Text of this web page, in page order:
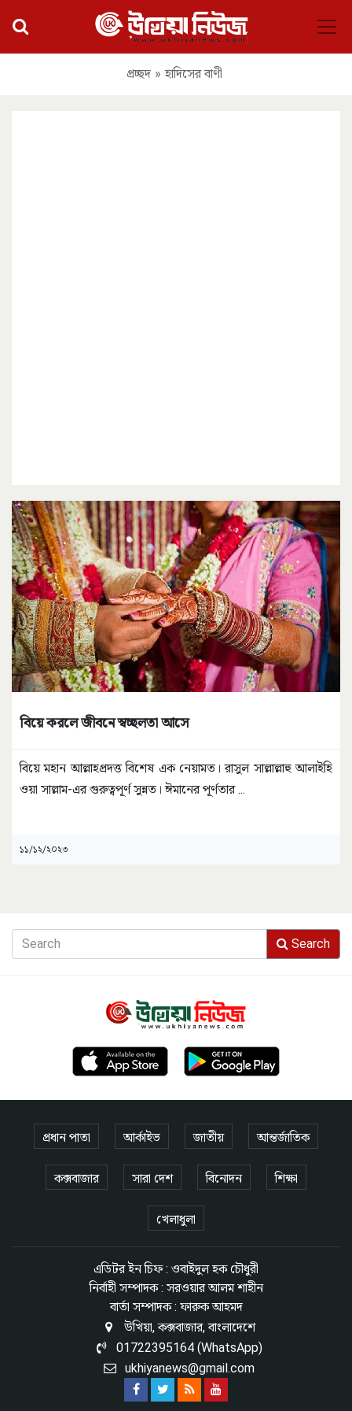
প্রচ্ছদ » হাদিসের বাণী
বিয়ে করলে জীবনে স্বচ্ছলতা আসে
বিয়ে মহান আল্লাহপ্রদত্ত বিশেষ এক নেয়ামত। রাসুল সাল্লাল্লাহু আলাইহি
ওয়া সাল্লাম-এর গুরুত্বপূর্ণ সুন্নত। ঈমানের পূর্ণতার ...
১১/১২/২০২৩
Search
প্রধান পাতা আর্কাইভ জাতীয় আন্তর্জাতিক
কক্সবাজার সারা দেশ বিনোদন শিক্ষা
খেলাধুলা
এডিটর ইন চিফ : ওবাইদুল হক চৌধুরী
নির্বাহী সম্পাদক : সরওয়ার আলম শাহীন
বার্তা সম্পাদক : ফারুক আহমদ
উখিয়া, কক্সবাজার, বাংলাদেশে
01722395164 (WhatsApp)
ukhiyanews@gmail.com